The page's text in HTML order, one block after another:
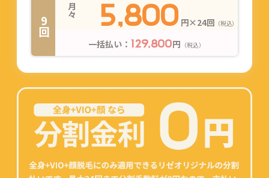
9回
月々 5,800 円×24回 （税込）
一括払い： 129,800円 （税込）